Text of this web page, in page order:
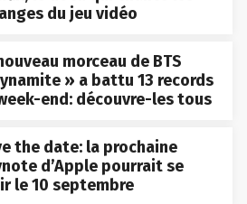
du jeu vidéo
morceau de BTS
» a battu 13 records
end: découvre-les tous
the date: la prochaine
d’Apple pourrait se
le 10 septembre